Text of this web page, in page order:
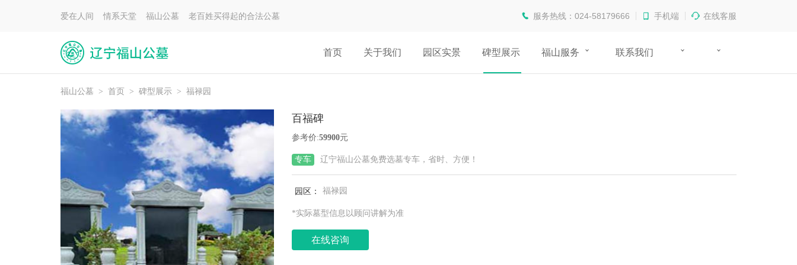
爱在人间 情系天堂 福山公墓 老百姓买得起的合法公墓 服务热线：024-58179666 手机端 在线客服
首页 关于我们 园区实景 碑型展示 福山服务 联系我们
福山公墓 > 首页 > 碑型展示 > 福禄园
百福碑
参考价:59900元
专车 辽宁福山公墓免费选墓专车，省时、方便！
园区： 福禄园
*实际墓型信息以顾问讲解为准
在线咨询